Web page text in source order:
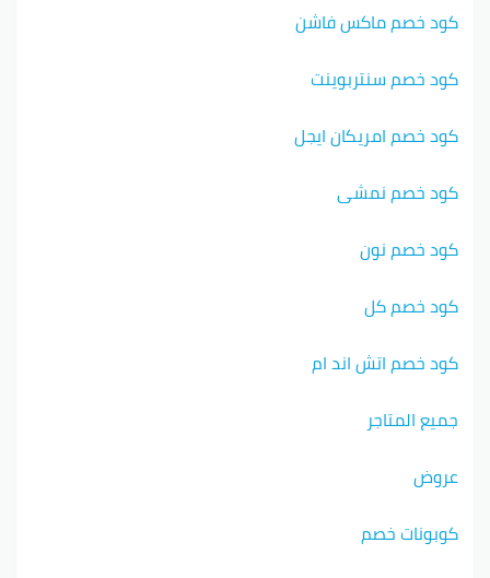
كود خصم ماكس فاشن
كود خصم سنتربوينت
كود خصم امريكان ايجل
كود خصم نمشي
كود خصم نون
كود خصم كل
كود خصم اتش اند ام
جميع المتاجر
عروض
كوبونات خصم